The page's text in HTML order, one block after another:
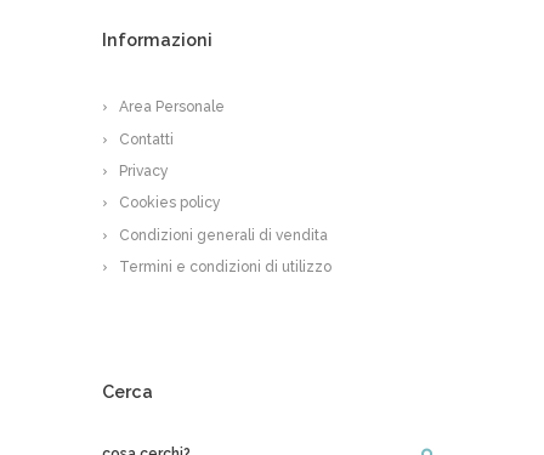
Informazioni
Area Personale
Contatti
Privacy
Cookies policy
Condizioni generali di vendita
Termini e condizioni di utilizzo
Cerca